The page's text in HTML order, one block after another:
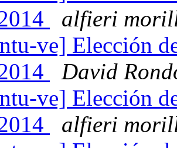
alfieri
ve] Elección
David
ve] Elección
alfieri